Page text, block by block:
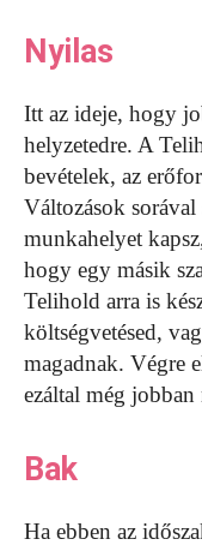
Nyilas
Itt az ideje, hogy
helyzetedre. A
bevételek, az
Változások sorával
munkahelyet
hogy egy másik
Telihold arra is
költségvetésed,
magadnak. Végre
ezáltal még
Bak
Ha ebben az